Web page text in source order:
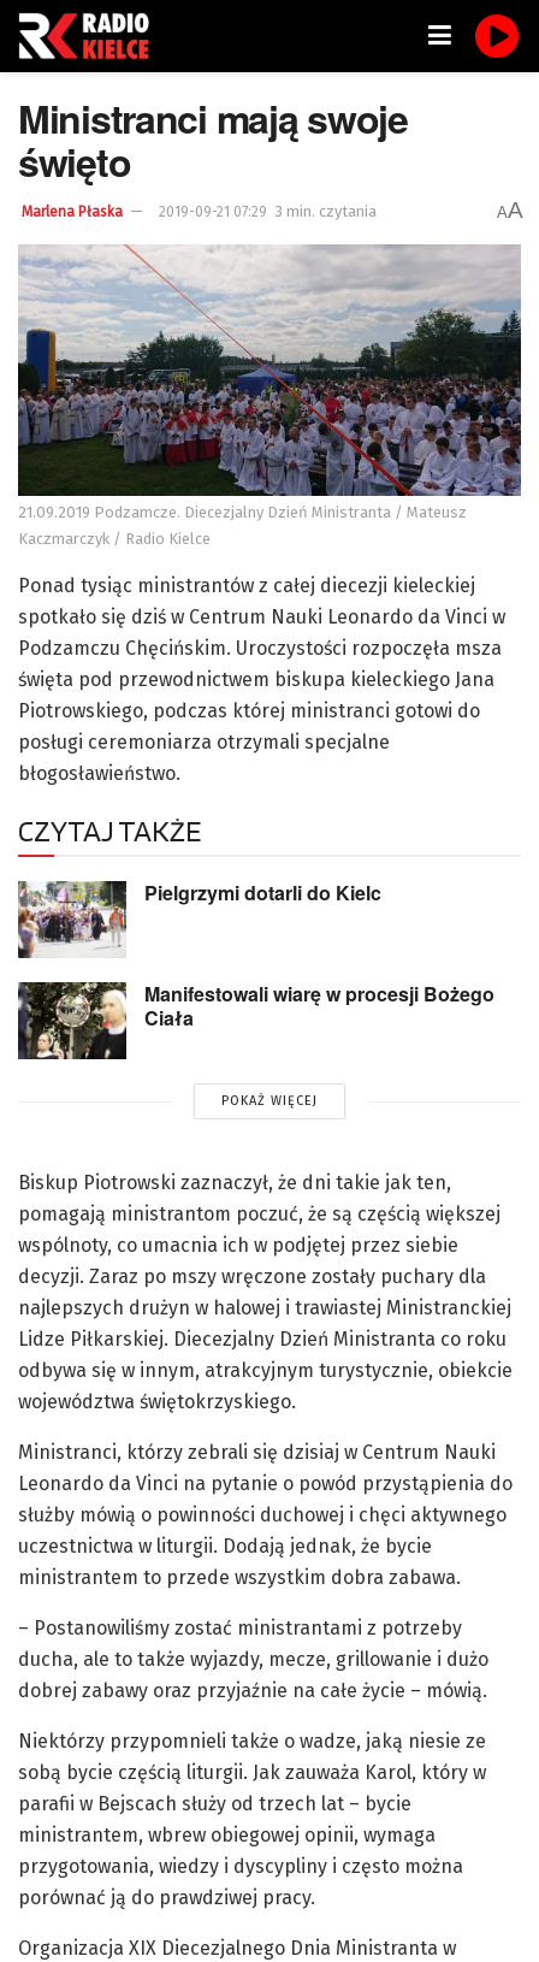
Ministranci mają swoje
święto
Marlena Płaska 2019-09-21 07:29 3 min. czytania AA
21.09.2019 Podzamcze. Diecezjalny Dzień Ministranta / Mateusz
Kaczmarczyk / Radio Kielce
Ponad tysiąc ministrantów z całej diecezji kieleckiej
spotkało się dziś w Centrum Nauki Leonardo da Vinci w
Podzamczu Chęcińskim. Uroczystości rozpoczęła msza
święta pod przewodnictwem biskupa kieleckiego Jana
Piotrowskiego, podczas której ministranci gotowi do
posługi ceremoniarza otrzymali specjalne
błogosławieństwo.
CZYTAJ TAKŻE
Pielgrzymi dotarli do Kielc
Manifestowali wiarę w procesji Bożego
Ciała
POKAŻ WIĘCEJ
Biskup Piotrowski zaznaczył, że dni takie jak ten,
pomagają ministrantom poczuć, że są częścią większej
wspólnoty, co umacnia ich w podjętej przez siebie
decyzji. Zaraz po mszy wręczone zostały puchary dla
najlepszych drużyn w halowej i trawiastej Ministranckiej
Lidze Piłkarskiej. Diecezjalny Dzień Ministranta co roku
odbywa się w innym, atrakcyjnym turystycznie, obiekcie
województwa świętokrzyskiego.
Ministranci, którzy zebrali się dzisiaj w Centrum Nauki
Leonardo da Vinci na pytanie o powód przystąpienia do
służby mówią o powinności duchowej i chęci aktywnego
uczestnictwa w liturgii. Dodają jednak, że bycie
ministrantem to przede wszystkim dobra zabawa.
– Postanowiliśmy zostać ministrantami z potrzeby
ducha, ale to także wyjazdy, mecze, grillowanie i dużo
dobrej zabawy oraz przyjaźnie na całe życie – mówią.
Niektórzy przypomnieli także o wadze, jaką niesie ze
sobą bycie częścią liturgii. Jak zauważa Karol, który w
parafii w Bejscach służy od trzech lat – bycie
ministrantem, wbrew obiegowej opinii, wymaga
przygotowania, wiedzy i dyscypliny i często można
porównać ją do prawdziwej pracy.
Organizacja XIX Diecezjalnego Dnia Ministranta w